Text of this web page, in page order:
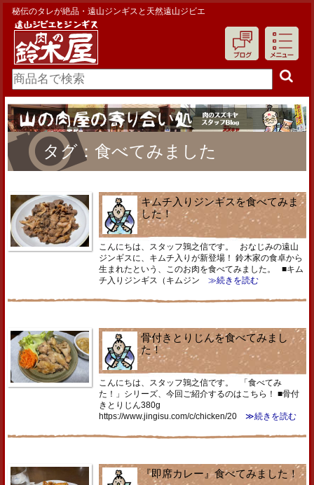
秘伝のタレが絶品・遠山ジンギスと天然遠山ジビエ
タグ：食べてみました
キムチ入りジンギスを食べてみま
した！
こんにちは、スタッフ鶉之信です。 おなじみの遠山
ジンギスに、キムチ入りが新登場！ 鈴木家の食卓から
生まれたという、このお肉を食べてみました。 ■キム
チ入りジンギス（キムジン
≫続きを読む
骨付きとりじんを食べてみまし
た！
こんにちは、スタッフ鶉之信です。 「食べてみ
た！」シリーズ、今回ご紹介するのはこちら！ ■骨付
きとりじん380g
https://www.jingisu.com/c/chicken/20 ≫続きを読む
『即席カレー』食べてみました！